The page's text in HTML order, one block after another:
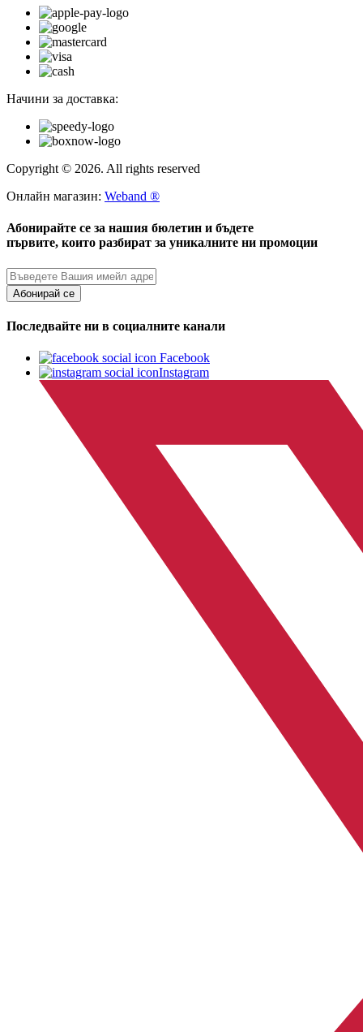
Начини за доставка:
Copyright © 2026. All rights reserved
Онлайн магазин: Weband ®
Абонирайте се за нашия бюлетин и бъдете
първите, които разбират за уникалните ни промоции
Абонирай се
Последвайте ни в социалните канали
Facebook
Instagram